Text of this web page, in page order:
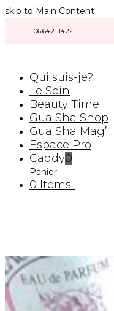
skip to Main Content
06.64.21.14.22
Qui suis-je?
Le Soin
Beauty Time
Gua Sha Shop
Gua Sha Mag’
Espace Pro
Caddy0
Panier
0 Items-